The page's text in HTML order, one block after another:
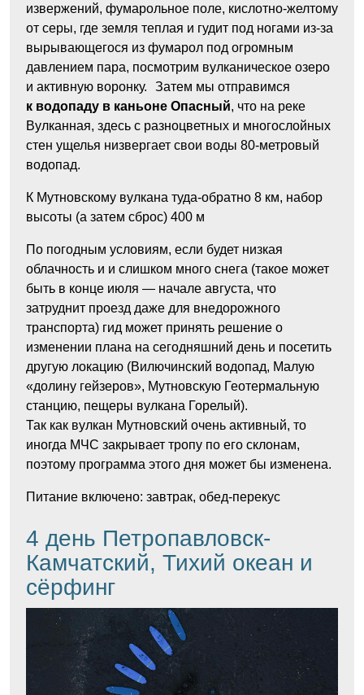
извержений, фумарольное поле, кислотно-желтому
от серы, где земля теплая и гудит под ногами из-за
вырывающегося из фумарол под огромным
давлением пара, посмотрим вулканическое озеро
и активную воронку. Затем мы отправимся
к водопаду в каньоне Опасный, что на реке
Вулканная, здесь с разноцветных и многослойных
стен ущелья низвергает свои воды 80-метровый
водопад.
К Мутновскому вулкана туда-обратно 8 км, набор
высоты (а затем сброс) 400 м
По погодным условиям, если будет низкая
облачность и и слишком много снега (такое может
быть в конце июля — начале августа, что
затруднит проезд даже для внедорожного
транспорта) гид может принять решение о
изменении плана на сегодняшний день и посетить
другую локацию (Вилючинский водопад, Малую
«долину гейзеров», Мутновскую Геотермальную
станцию, пещеры вулкана Горелый).
Так как вулкан Мутновский очень активный, то
иногда МЧС закрывает тропу по его склонам,
поэтому программа этого дня может бы изменена.
Питание включено: завтрак, обед-перекус
4 день Петропавловск-
Камчатский, Тихий океан и
сёрфинг